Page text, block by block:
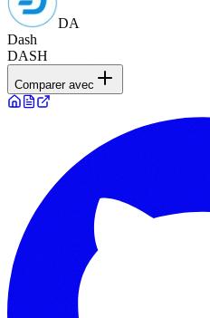
DA
Dash
DASH
Comparer avec